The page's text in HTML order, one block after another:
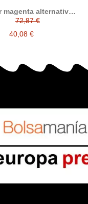
magenta alternativo
Konica Minolta
5500 / 5550 /
5570 / 5650 / 5670
72,87 €
40,08 €